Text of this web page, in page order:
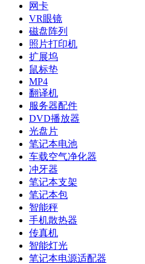
网卡
VR眼镜
磁盘阵列
照片打印机
扩展坞
鼠标垫
MP4
翻译机
服务器配件
DVD播放器
光盘片
笔记本电池
车载空气净化器
冲牙器
笔记本支架
笔记本包
智能秤
手机散热器
传真机
智能灯光
笔记本电源适配器